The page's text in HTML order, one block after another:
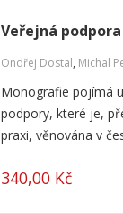
Veřejná
Ondřej Dostal, Michal
Monografie pojímá
podpory, které je,
praxi, věnována v
340,00 Kč